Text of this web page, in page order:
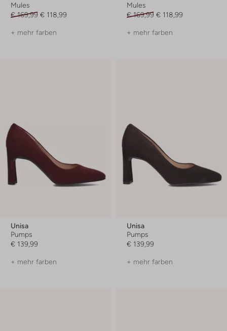
Mules
€ 169,99 € 118,99
+ mehr farben
Mules
€ 169,99 € 118,99
+ mehr farben
Unisa
Pumps
€ 139,99
+ mehr farben
Unisa
Pumps
€ 139,99
+ mehr farben